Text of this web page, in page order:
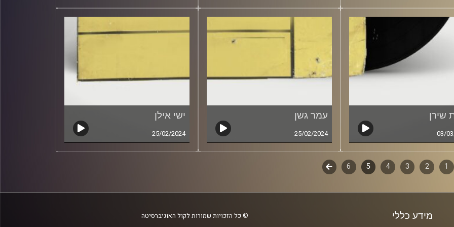
שירן
03/
עמר גשן
25/02/2024
ישי אילן
25/02/2024
1
2
3
4
5
6
לשלב
מידע כללי © כל הזכויות שמורות לקול האוניברסיטה